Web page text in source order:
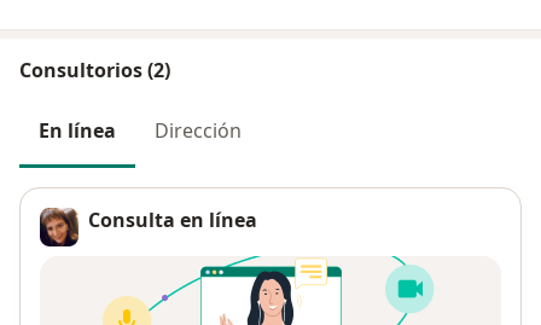
Consultorios (2)
En línea Dirección
Consulta en línea